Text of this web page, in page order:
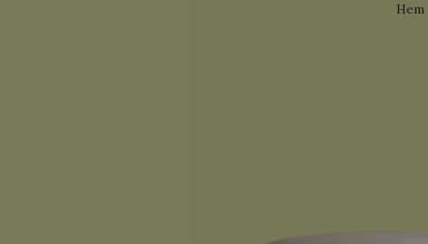
Hem